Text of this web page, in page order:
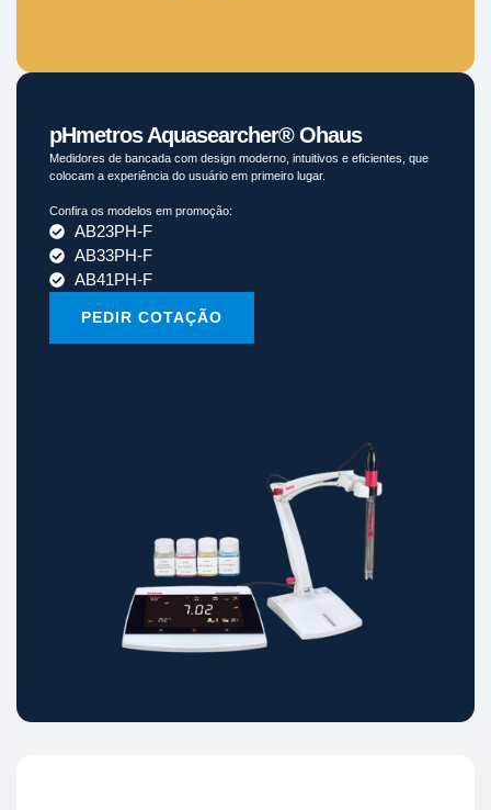
pHmetros Aquasearcher® Ohaus
Medidores de bancada com design moderno, intuitivos e eficientes, que
colocam a experiência do usuário em primeiro lugar.
Confira os modelos em promoção:
AB23PH-F
AB33PH-F
AB41PH-F
PEDIR COTAÇÃO